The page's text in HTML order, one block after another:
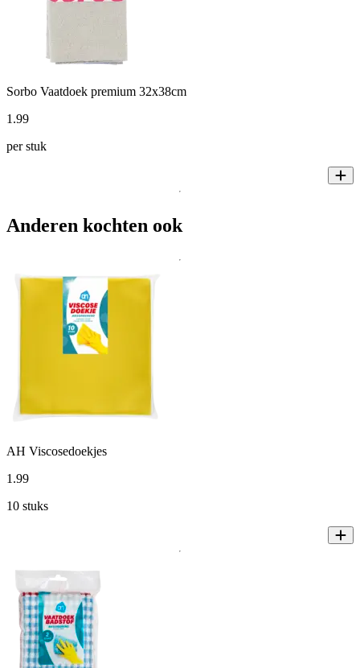
Sorbo Vaatdoek premium 32x38cm
1 .99
per stuk
Anderen kochten ook
AH Viscosedoekjes
1 .99
10 stuks